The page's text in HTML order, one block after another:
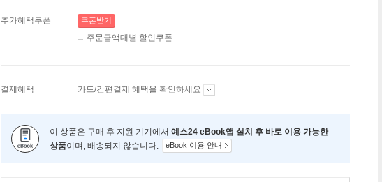
추가혜택쿠폰 쿠폰받기
주문금액대별 할인쿠폰
결제혜택 카드/간편결제 혜택을 확인하세요
이 상품은 구매 후 지원 기기에서 예스24 eBook앱 설치 후 바로 이용 가능한
상품이며, 배송되지 않습니다. eBook 이용 안내